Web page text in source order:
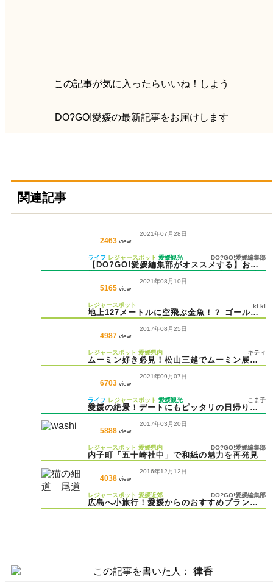
この記事が気に入ったらいいね！しよう
DO?GO!愛媛の最新記事をお届けします
関連記事
2463 view
2021年07月28日
【DO?GO!愛媛編集部がオススメする】お子
更新＊
ライフ レジャースポット 愛媛観光 DO?GO!愛媛編集部
5165 view
2021年08月10日
地上127メートルに空飛ぶ金魚！？ ゴールド
レジャースポット ki.ki
4987 view
2017年08月25日
ムーミン好き必見！松山三越でムーミン展が
レジャースポット 愛媛県内 キティ
6703 view
2021年09月07日
愛媛の絶景！デートにもピッタリの日帰りド
ライフ レジャースポット 愛媛観光 こま子
5888 view
2017年03月20日
内子町「五十崎社中」で和紙の魅力を再発見
レジャースポット 愛媛県内 DO?GO!愛媛編集部
4038 view
2016年12月12日
広島へ小旅行！愛媛からのおすすめプラン
レジャースポット 愛媛近郊 DO?GO!愛媛編集部
この記事を書いた人： 律香